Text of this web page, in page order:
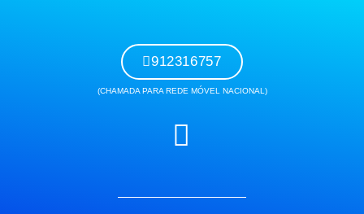
912316757
(CHAMADA PARA REDE MÓVEL NACIONAL)